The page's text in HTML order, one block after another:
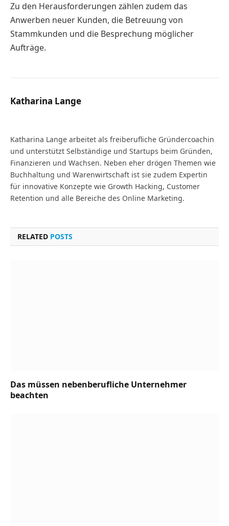
Zu den Herausforderungen zählen zudem das
Anwerben neuer Kunden, die Betreuung von
Stammkunden und die Besprechung möglicher
Aufträge.
Katharina Lange
Katharina Lange arbeitet als freiberufliche Gründercoachin
und unterstützt Selbständige und Startups beim Gründen,
Finanzieren und Wachsen. Neben eher drögen Themen wie
Buchhaltung und Warenwirtschaft ist sie zudem Expertin
für innovative Konzepte wie Growth Hacking, Customer
Retention und alle Bereiche des Online Marketing.
RELATED POSTS
Das müssen nebenberufliche Unternehmer
beachten